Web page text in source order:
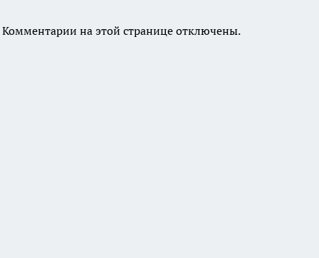
Комментарии на этой странице отключены.